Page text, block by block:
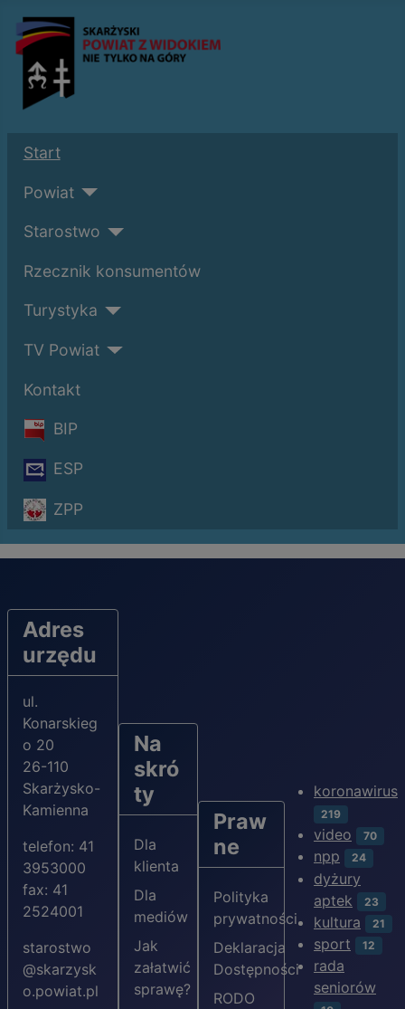
Start
Powiat
Starostwo
Rzecznik konsumentów
Turystyka
TV Powiat
Kontakt
BIP
ESP
ZPP
Adres
urzędu
ul.
Konarskieg
o 20
26-110
Skarżysko-
Kamienna
telefon: 41
3953000
fax: 41
2524001
starostwo
@skarzysk
o.powiat.pl
Na
skró
ty
Dla
klienta
Dla
mediów
Jak
załatwić
sprawę?
Praw
ne
Polityka
prywatności
Deklaracja
Dostępności
RODO
koronawirus
219
video 70
npp 24
dyżury
aptek
23
kultura 21
sport 12
rada
seniorów